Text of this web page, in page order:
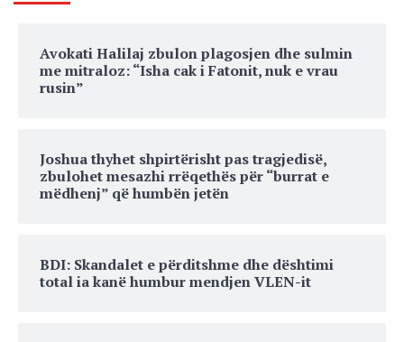
Avokati Halilaj zbulon plagosjen dhe sulmin
me mitraloz: “Isha cak i Fatonit, nuk e vrau
rusin”
Joshua thyhet shpirtërisht pas tragjedisë,
zbulohet mesazhi rrëqethës për “burrat e
mëdhenj” që humbën jetën
BDI: Skandalet e përditshme dhe dështimi
total ia kanë humbur mendjen VLEN-it